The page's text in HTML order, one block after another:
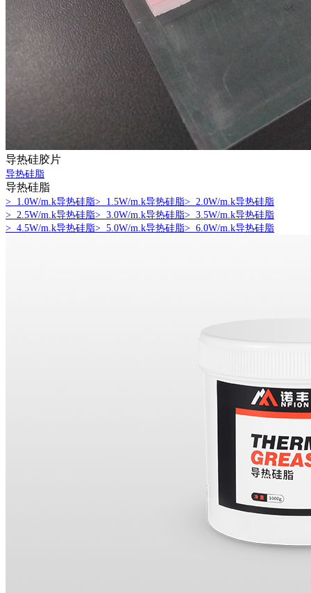
导热硅胶片
导热硅脂
导热硅脂
> 1.0W/m.k导热硅脂> 1.5W/m.k导热硅脂> 2.0W/m.k导热硅脂
> 2.5W/m.k导热硅脂> 3.0W/m.k导热硅脂> 3.5W/m.k导热硅脂
> 4.5W/m.k导热硅脂> 5.0W/m.k导热硅脂> 6.0W/m.k导热硅脂